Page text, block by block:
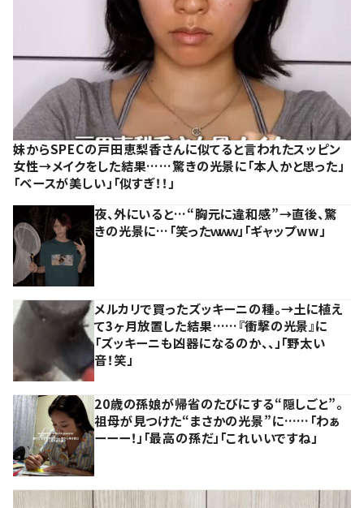
妹からSPECの戸田恵梨香さんに似てると言われたスッピン
女性→メイクをした結果……驚きの光景に「本人かと思った」
「ベースが美しい」「似すぎ！！」
夜、外にいると…“胸元に違和感”→直後、驚
きの光景に…「笑ったｗｗｗ」「ギャップww」
メルカリで買ったズッキーニの種。→土に植え
て3ヶ月放置した結果……『衝撃の光景』に
「ズッキーニも凶器になるのか、、」「野太い
音！笑」
20歳の孫娘が帰省のたびにする“隠しごと”。
祖母が見つけた“まさかの光景”に……「わぁ
ーーー！」「最高の孫だ」「これいいですね」